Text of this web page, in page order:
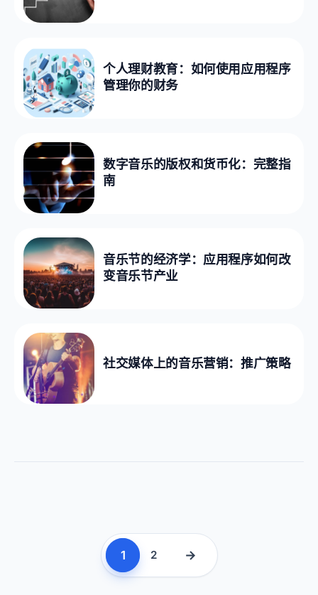
个人理财教育：如何使用应用程序
管理你的财务
数字音乐的版权和货币化：完整指
南
音乐节的经济学：应用程序如何改
变音乐节产业
社交媒体上的音乐营销：推广策略
1 2 →